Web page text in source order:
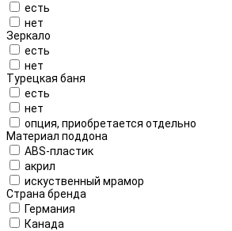
есть
нет
Зеркало
есть
нет
Турецкая баня
есть
нет
опция, приобретается отдельно
Материал поддона
ABS-пластик
акрил
искуственный мрамор
Страна бренда
Германия
Канада